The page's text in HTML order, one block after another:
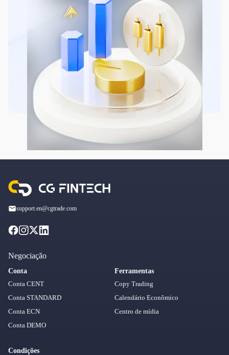
support.en@cgtrade.com
Negociação
Conta
Conta CENT
Conta STANDARD
Conta ECN
Conta DEMO
Condições
Ferramentas
Copy Trading
Calendário Econômico
Centro de mídia